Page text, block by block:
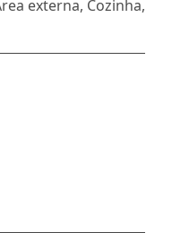
externa, Cozinha,